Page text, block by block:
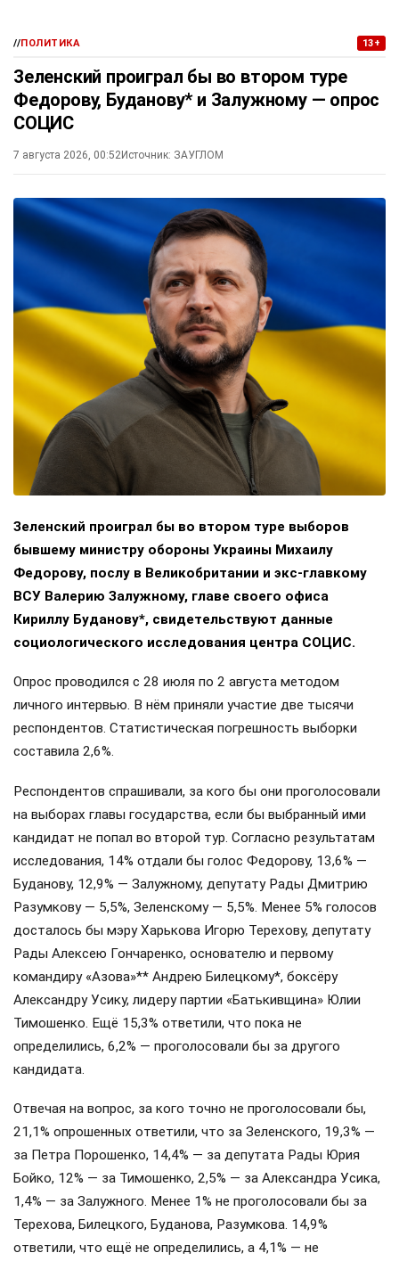
//ПОЛИТИКА 13+
Зеленский проиграл бы во втором туре
Федорову, Буданову* и Залужному — опрос
СОЦИС
7 августа 2026, 00:52Источник: ЗАУГЛОМ
Зеленский проиграл бы во втором туре выборов
бывшему министру обороны Украины Михаилу
Федорову, послу в Великобритании и экс-главкому
ВСУ Валерию Залужному, главе своего офиса
Кириллу Буданову*, свидетельствуют данные
социологического исследования центра СОЦИС.
Опрос проводился с 28 июля по 2 августа методом
личного интервью. В нём приняли участие две тысячи
респондентов. Статистическая погрешность выборки
составила 2,6%.
Респондентов спрашивали, за кого бы они проголосовали
на выборах главы государства, если бы выбранный ими
кандидат не попал во второй тур. Согласно результатам
исследования, 14% отдали бы голос Федорову, 13,6% —
Буданову, 12,9% — Залужному, депутату Рады Дмитрию
Разумкову — 5,5%, Зеленскому — 5,5%. Менее 5% голосов
досталось бы мэру Харькова Игорю Терехову, депутату
Рады Алексею Гончаренко, основателю и первому
командиру «Азова»** Андрею Билецкому*, боксёру
Александру Усику, лидеру партии «Батькивщина» Юлии
Тимошенко. Ещё 15,3% ответили, что пока не
определились, 6,2% — проголосовали бы за другого
кандидата.
Отвечая на вопрос, за кого точно не проголосовали бы,
21,1% опрошенных ответили, что за Зеленского, 19,3% —
за Петра Порошенко, 14,4% — за депутата Рады Юрия
Бойко, 12% — за Тимошенко, 2,5% — за Александра Усика,
1,4% — за Залужного. Менее 1% не проголосовали бы за
Терехова, Билецкого, Буданова, Разумкова. 14,9%
ответили, что ещё не определились, а 4,1% — не